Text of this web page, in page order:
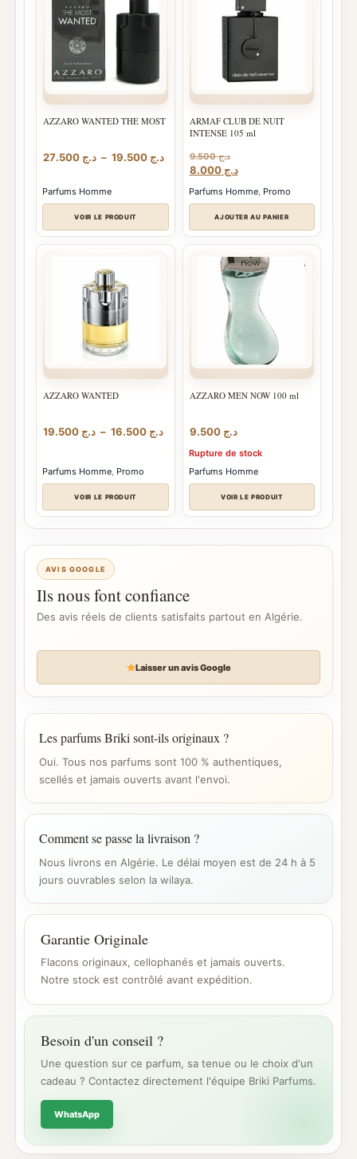
AZZARO WANTED THE MOST
د.ج – د.ج
Plage
د.ج 19.500
Parfums Homme
VOIR LE PRODUIT
ARMAF CLUB DE NUIT
INTENSE 105 ml
د.ج9.500
Le
initial
était :
د.ج 9.500.
د.ج 8.000
Le
actuel
د.ج 8.000.
Parfums Homme, Promo
AJOUTER AU PANIER
AZZARO WANTED
د.ج – د.ج
Plage
د.ج 16.500
à
Parfums Homme, Promo
VOIR LE PRODUIT
AZZARO MEN NOW 100 ml
د.ج 9.500
Rupture de stock
Parfums Homme
VOIR LE PRODUIT
AVIS GOOGLE
Ils nous font confiance
Des avis réels de clients satisfaits partout en Algérie.
Laisser un avis Google
Les parfums Briki sont-ils originaux ?
Oui. Tous nos parfums sont 100 % authentiques,
scellés et jamais ouverts avant l'envoi.
Comment se passe la livraison ?
Nous livrons en Algérie. Le délai moyen est de 24 h à 5
jours ouvrables selon la wilaya.
Garantie Originale
Flacons originaux, cellophanés et jamais ouverts.
Notre stock est contrôlé avant expédition.
Besoin d'un conseil ?
Une question sur ce parfum, sa tenue ou le choix d'un
cadeau ? Contactez directement l'équipe Briki Parfums.
WhatsApp